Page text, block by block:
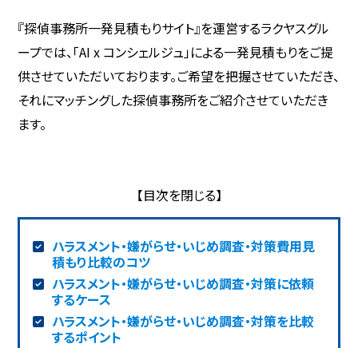
『探偵事務所一発見積もりサイト』を運営するラクヤスグル
ープでは、「AI x コンシェルジュ」による一発見積もりをご提
供させていただいております。ご希望を把握させていただき、
それにマッチングした探偵事務所をご紹介させていただき
ます。
ハラスメント・嫌がらせ・いじめ調査・対策費用見
積もり比較のコツ
ハラスメント・嫌がらせ・いじめ調査・対策に依頼
するケース
ハラスメント・嫌がらせ・いじめ調査・対策を比較
するポイント